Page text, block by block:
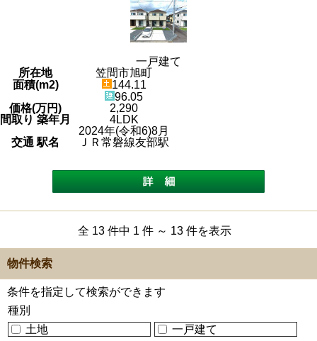
一戸建て
所在地
笠間市旭町
面積(m2)
144.11
96.05
価格(万円)
2,290
間取り 築年月
4LDK
2024年(令和6)8月
交通 駅名
ＪＲ常磐線友部駅
全 13 件中 1 件 ～ 13 件を表示
物件検索
条件を指定して検索ができます
種別
土地
一戸建て